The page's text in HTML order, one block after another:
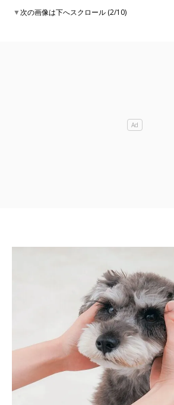
▼次の画像は下へスクロール (2/10)